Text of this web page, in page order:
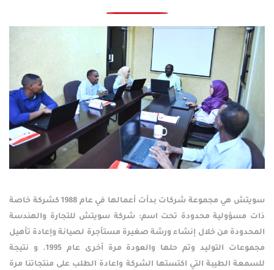
سويتش هي مجموعة شركات بدأت أعمالها في عام 1988 كشركة خاصة
ذات مسؤولية محدودة تحت اسم: شركة سويتش للتجارة والهندسة
المحدودة من خلال إنشاء ورشة صغيرة مستأجرة لصيانة وإعادة تأهيل
مجموعات التوليد وتم حلها والعودة مرة أخرى عام 1995. و نتيجة
للسمعة الطيبة التي اكتستها الشركة واعادة الطلب على منتجاتنا مرة